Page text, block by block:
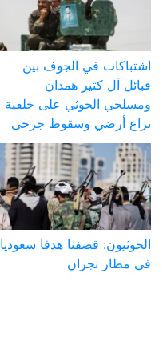
اشتباكات في الجوف بين
قبائل آل كثير همدان
ومسلحي الحوثي على خلفية
نزاع أرضي وسقوط جرحى
الحوثيون: قصفنا هدفا سعوديا
في مطار نجران